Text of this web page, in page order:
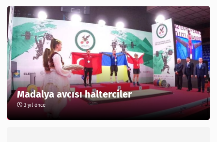
Madalya avcısı halterciler
3 yıl önce